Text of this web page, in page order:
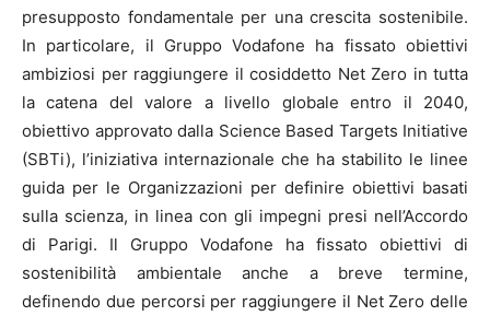
presupposto fondamentale per una crescita sostenibile.
In particolare, il Gruppo Vodafone ha fissato obiettivi
ambiziosi per raggiungere il cosiddetto Net Zero in tutta
la catena del valore a livello globale entro il 2040,
obiettivo approvato dalla Science Based Targets Initiative
(SBTi), l’iniziativa internazionale che ha stabilito le linee
guida per le Organizzazioni per definire obiettivi basati
sulla scienza, in linea con gli impegni presi nell’Accordo
di Parigi. Il Gruppo Vodafone ha fissato obiettivi di
sostenibilità ambientale anche a breve termine,
definendo due percorsi per raggiungere il Net Zero delle